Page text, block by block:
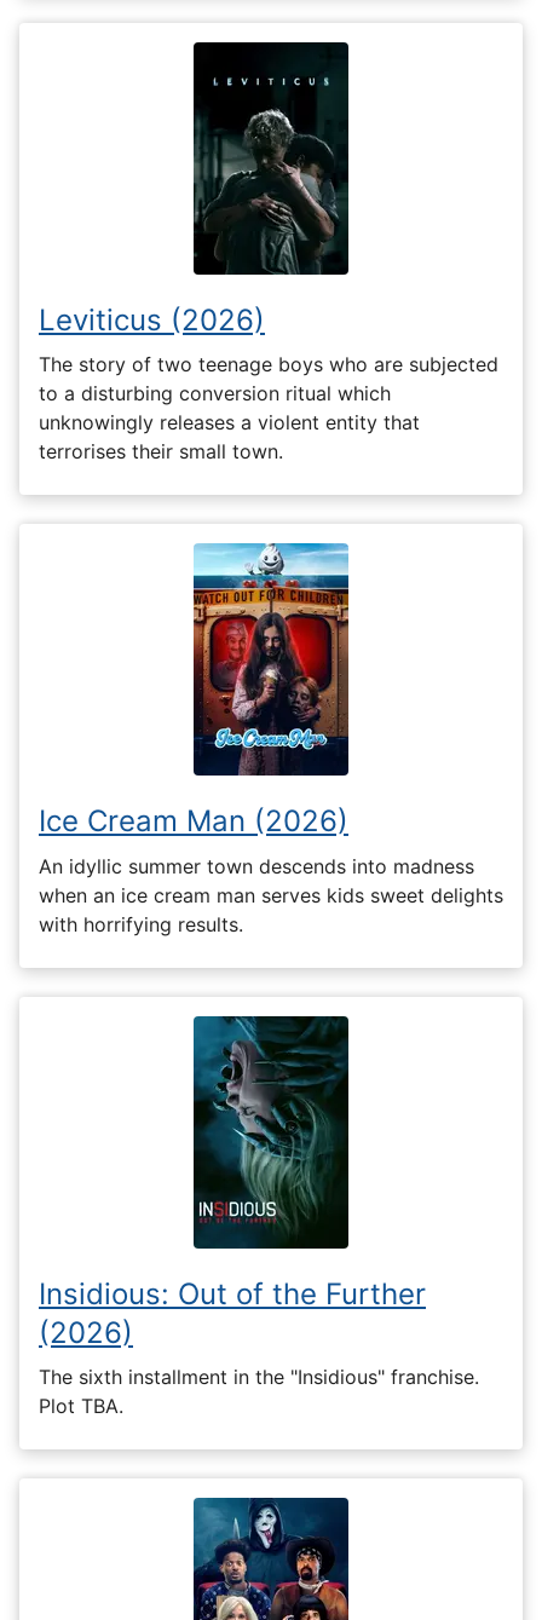
Leviticus (2026)
The story of two teenage boys who are subjected
to a disturbing conversion ritual which
unknowingly releases a violent entity that
terrorises their small town.
Ice Cream Man (2026)
An idyllic summer town descends into madness
when an ice cream man serves kids sweet delights
with horrifying results.
Insidious: Out of the Further
(2026)
The sixth installment in the "Insidious" franchise.
Plot TBA.